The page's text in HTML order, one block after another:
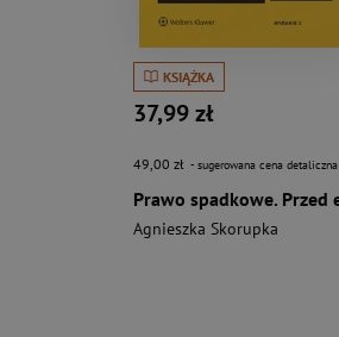
KSIĄŻKA
37,99 zł
49,00 zł - sugerowana cena detaliczna
Agnieszka Skorupka